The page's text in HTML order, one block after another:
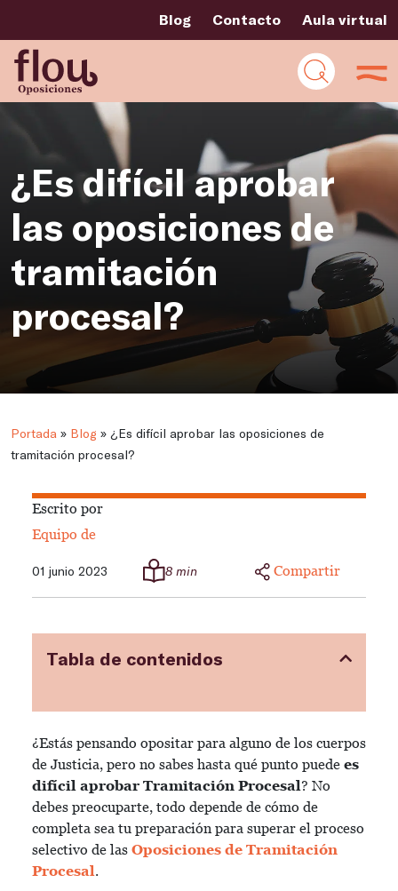
Blog Contacto Aula virtual
¿Es difícil aprobar
las oposiciones de
tramitación
procesal?
Portada » Blog » ¿Es difícil aprobar las oposiciones de
tramitación procesal?
Escrito por
Equipo de
01 junio 2023 8 min Compartir
Tabla de contenidos
¿Estás pensando opositar para alguno de los cuerpos
de Justicia, pero no sabes hasta qué punto puede es
difícil aprobar Tramitación Procesal? No
debes preocuparte, todo depende de cómo de
completa sea tu preparación para superar el proceso
selectivo de las Oposiciones de Tramitación
Procesal.